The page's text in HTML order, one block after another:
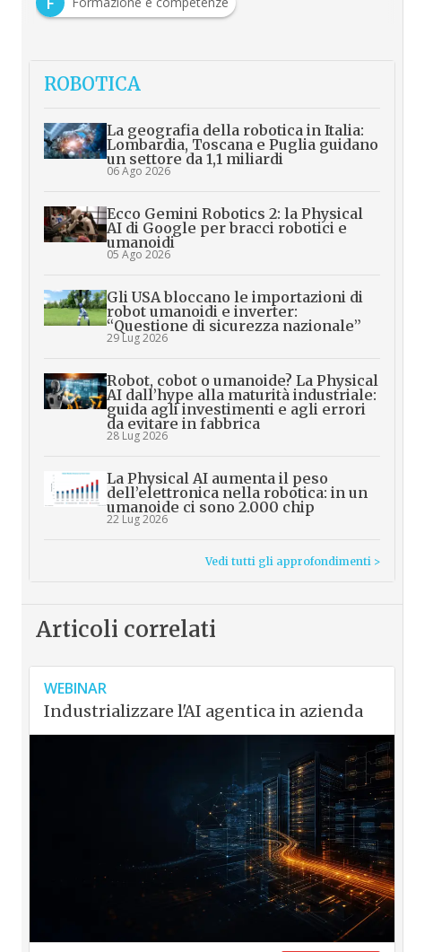
ROBOTICA
La geografia della robotica in Italia:
Lombardia, Toscana e Puglia guidano
un settore da 1,1 miliardi
06 Ago 2026
Ecco Gemini Robotics 2: la Physical
AI di Google per bracci robotici e
umanoidi
05 Ago 2026
Gli USA bloccano le importazioni di
robot umanoidi e inverter:
“Questione di sicurezza nazionale”
29 Lug 2026
Robot, cobot o umanoide? La Physical
AI dall’hype alla maturità industriale:
guida agli investimenti e agli errori
da evitare in fabbrica
28 Lug 2026
La Physical AI aumenta il peso
dell’elettronica nella robotica: in un
umanoide ci sono 2.000 chip
22 Lug 2026
Vedi tutti gli approfondimenti >
Articoli correlati
WEBINAR
Industrializzare l'AI agentica in azienda